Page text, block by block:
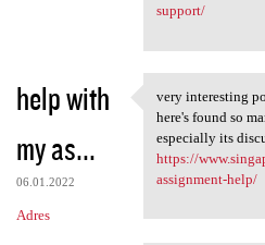
support/
help with
my as...
06.01.2022
Adres
​very
​very interesting
here's found so
especially its
https://
assignment-help/